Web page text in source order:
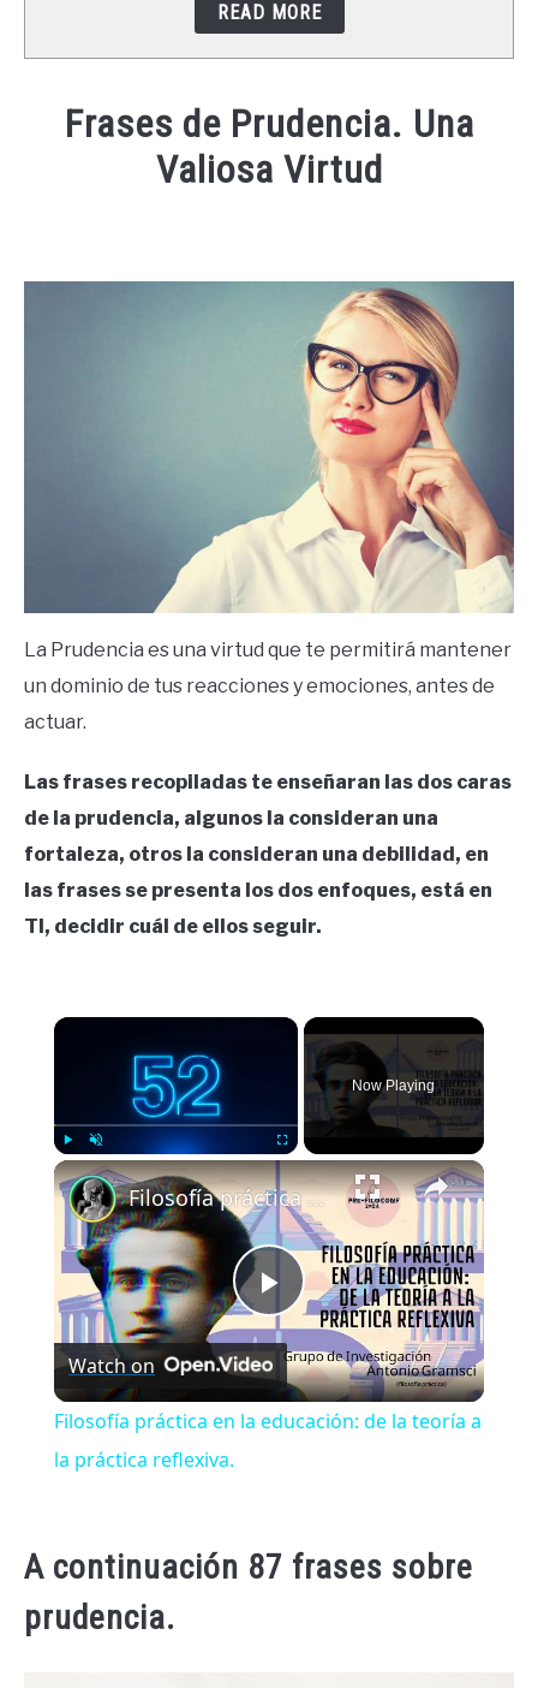
READ MORE
Frases de Prudencia. Una
Valiosa Virtud
La Prudencia es una virtud que te permitirá mantener
un dominio de tus reacciones y emociones, antes de
actuar.
Las frases recopiladas te enseñaran las dos caras
de la prudencia, algunos la consideran una
fortaleza, otros la consideran una debilidad, en
las frases se presenta los dos enfoques, está en
TI, decidir cuál de ellos seguir.
×
Unmute
Now Playing
×
Play
Video
Filosofía práctica en la educación: de la teoría a la práctica reflexiva.
Watch on
Filosofía práctica en la educación: de la teoría a
la práctica reflexiva.
A continuación 87 frases sobre
prudencia.